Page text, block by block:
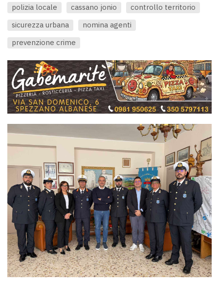
polizia locale cassano jonio
controllo territorio
sicurezza urbana
nomina agenti
prevenzione crime